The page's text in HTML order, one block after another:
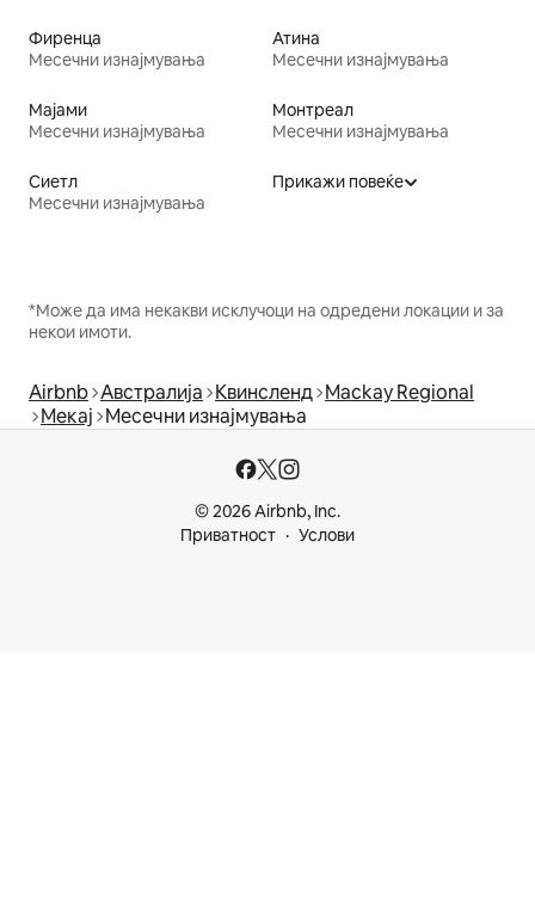
Фиренца
Месечни изнајмувања
Атина
Месечни изнајмувања
Мајами
Месечни изнајмувања
Монтреал
Месечни изнајмувања
Сиетл
Месечни изнајмувања
Прикажи повеќе
*Може да има некакви исклучоци на одредени локации и за
некои имоти.
Airbnb Австралија Квинсленд Mackay Regional
Мекај Месечни изнајмувања
© 2026 Airbnb, Inc.
Приватност
Услови